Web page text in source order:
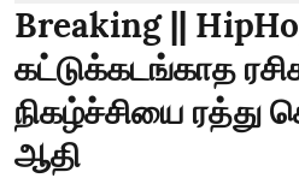
Breaking ||
கட்டுக்கடங்காத
நிகழ்ச்சியை ரத்து
ஆதி